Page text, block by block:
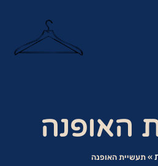
האופנה
»תעשיית האופנה